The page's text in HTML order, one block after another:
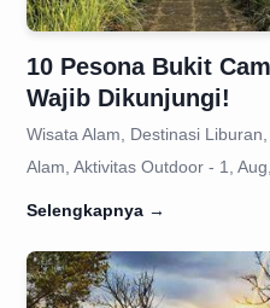
10 Pesona Bukit
Wajib Dikunjungi!
Wisata Alam, Destinasi
Alam, Aktivitas Outdoor - 1,
Selengkapnya →